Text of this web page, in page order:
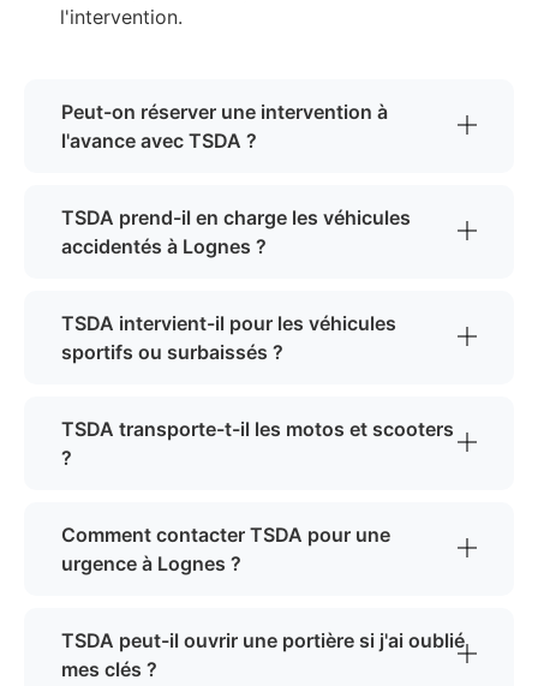
l'intervention.
Peut-on réserver une intervention à
l'avance avec TSDA ?
TSDA prend-il en charge les véhicules
accidentés à Lognes ?
TSDA intervient-il pour les véhicules
sportifs ou surbaissés ?
TSDA transporte-t-il les motos et scooters
?
Comment contacter TSDA pour une
urgence à Lognes ?
TSDA peut-il ouvrir une portière si j'ai oublié
mes clés ?